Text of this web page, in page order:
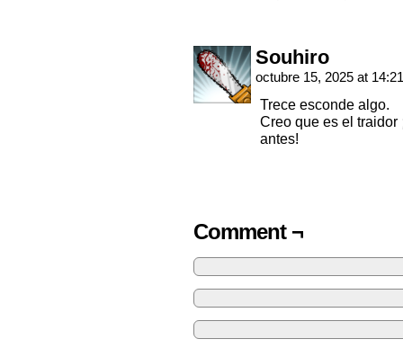
Souhiro
octubre 15, 2025 at
Trece esconde algo.
Creo que es el traidor
antes!
Comment ¬